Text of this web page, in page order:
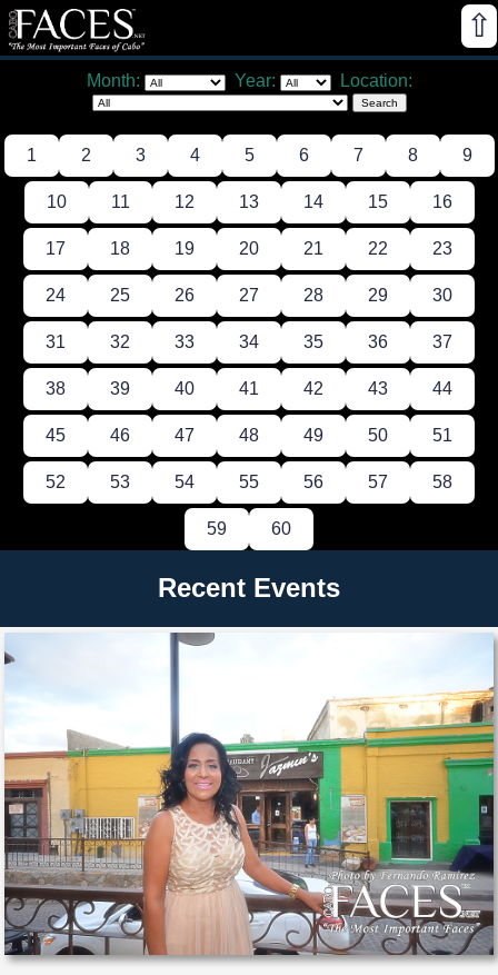
⇧
Month: Year: Location:
1 2 3 4 5 6 7 8 9
10 11 12 13 14 15 16
17 18 19 20 21 22 23
24 25 26 27 28 29 30
31 32 33 34 35 36 37
38 39 40 41 42 43 44
45 46 47 48 49 50 51
52 53 54 55 56 57 58
59 60
Recent Events